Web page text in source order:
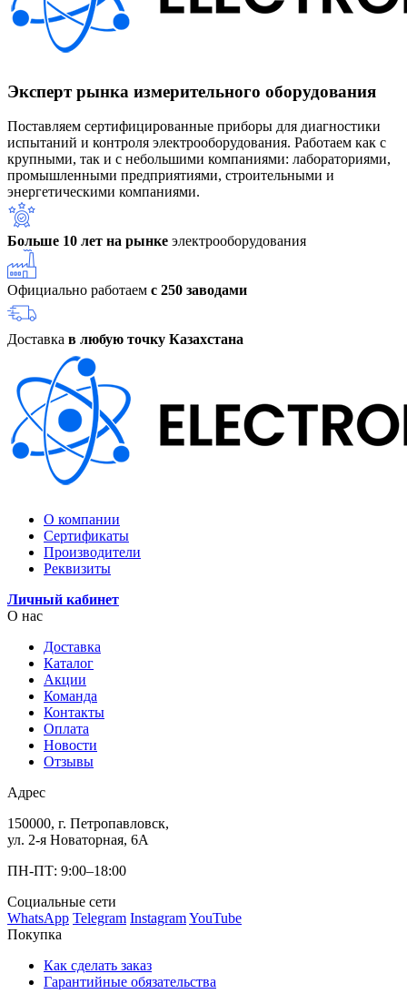
Эксперт рынка измерительного оборудования
Поставляем сертифицированные приборы для диагностики
испытаний и контроля электрооборудования. Работаем как с
крупными, так и с небольшими компаниями: лабораториями,
промышленными предприятиями, строительными и
энергетическими компаниями.
Больше 10 лет на рынке электрооборудования
Официально работаем с 250 заводами
Доставка в любую точку Казахстана
О компании
Сертификаты
Производители
Реквизиты
Личный кабинет
О нас
Доставка
Каталог
Акции
Команда
Контакты
Оплата
Новости
Отзывы
Адрес
150000, г. Петропавловск,
ул. 2-я Новаторная, 6А
ПН-ПТ: 9:00–18:00
Социальные сети
WhatsApp Telegram InstagramYouTube
Покупка
Как сделать заказ
Гарантийные обязательства